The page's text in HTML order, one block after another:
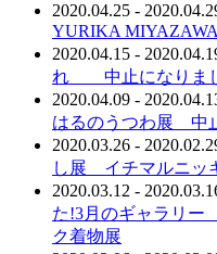
2020.04.25 -
YURIKA
2020.04.15 -
れ 中止になりま
2020.04.09 -
はるのうつわ展 中
2020.03.26 -
し展 イチマルニッ
2020.03.12 -
た!3月のギャラリー
ク着物展